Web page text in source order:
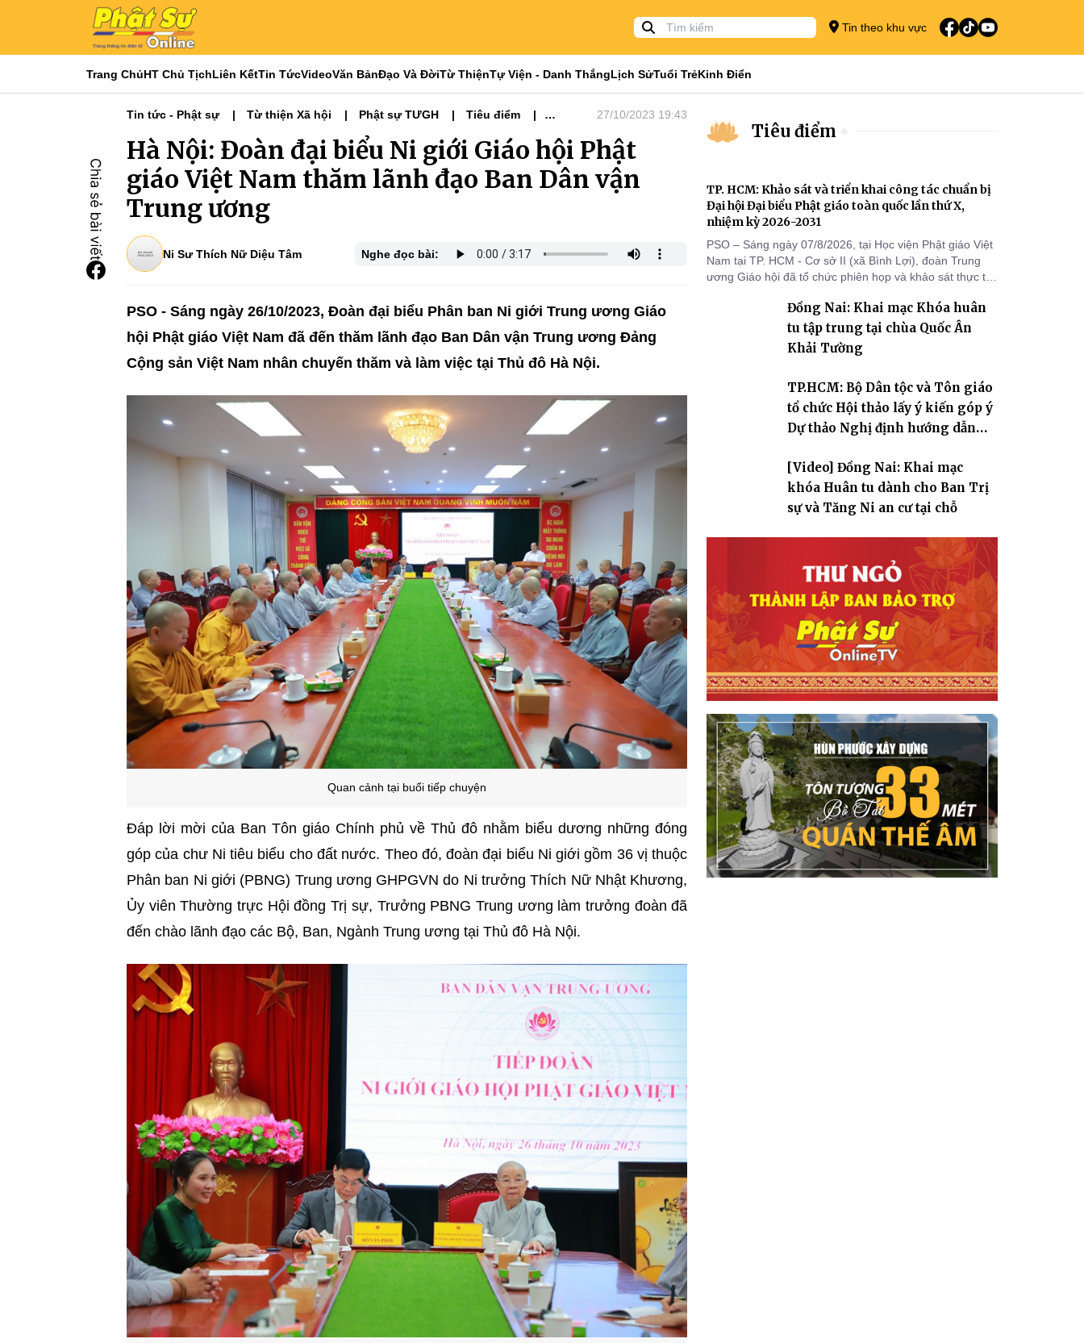
Tin theo khu vực
Trang ChủHT Chủ TịchLiên KếtTin TứcVideoVăn BảnĐạo Và ĐờiTừ ThiệnTự Viện - Danh ThắngLịch SửTuổi TrẻKinh Điển
Tin tức - Phật sự Từ thiện Xã hội Phật sự TƯGH
Tiêu điểm
27/10/2023 19:43
Hà Nội: Đoàn đại biểu Ni giới Giáo hội Phật
giáo Việt Nam thăm lãnh đạo Ban Dân vận
Trung ương
Ni Sư Thích Nữ Diệu Tâm Nghe đọc bài:
PSO - Sáng ngày 26/10/2023, Đoàn đại biểu Phân ban Ni giới Trung ương Giáo
hội Phật giáo Việt Nam đã đến thăm lãnh đạo Ban Dân vận Trung ương Đảng
Cộng sản Việt Nam nhân chuyến thăm và làm việc tại Thủ đô Hà Nội.
Quan cảnh tại buổi tiếp chuyện
Đáp lời mời của Ban Tôn giáo Chính phủ về Thủ đô nhằm biểu dương những đóng
góp của chư Ni tiêu biểu cho đất nước. Theo đó, đoàn đại biểu Ni giới gồm 36 vị thuộc
Phân ban Ni giới (PBNG) Trung ương GHPGVN do Ni trưởng Thích Nữ Nhật Khương,
Ủy viên Thường trực Hội đồng Trị sự, Trưởng PBNG Trung ương làm trưởng đoàn đã
đến chào lãnh đạo các Bộ, Ban, Ngành Trung ương tại Thủ đô Hà Nội.
Tiêu điểm
TP. HCM: Khảo sát và triển khai công tác chuẩn bị
Đại hội Đại biểu Phật giáo toàn quốc lần thứ X,
nhiệm kỳ 2026-2031
PSO – Sáng ngày 07/8/2026, tại Học viện Phật giáo Việt
Nam tại TP. HCM - Cơ sở II (xã Bình Lợi), đoàn Trung
ương Giáo hội đã tổ chức phiên họp và khảo sát thực tế
giáo toàn quốc lần thứ X, nhiệm kỳ 2026-2031.
Đồng Nai: Khai mạc Khóa huân
tu tập trung tại chùa Quốc Ân
Khải Tường
TP.HCM: Bộ Dân tộc và Tôn giáo
tổ chức Hội thảo lấy ý kiến góp ý
Dự thảo Nghị định hướng dẫn
giáo
[Video] Đồng Nai: Khai mạc
khóa Huân tu dành cho Ban Trị
sự và Tăng Ni an cư tại chỗ